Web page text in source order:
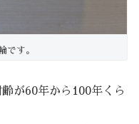
です。
が60年から100年くら